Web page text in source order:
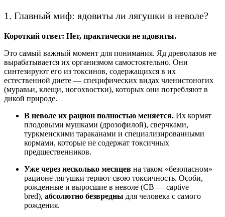
1. Главный миф: ядовиты ли лягушки в неволе?
Короткий ответ: Нет, практически не ядовиты.
Это самый важный момент для понимания. Яд древолазов не
вырабатывается их организмом самостоятельно. Они
синтезируют его из токсинов, содержащихся в их
естественной диете — специфических видах членистоногих
(муравьи, клещи, ногохвостки), которых они потребляют в
дикой природе.
В неволе их рацион полностью меняется. Их кормят
плодовыми мушками (дрозофилой), сверчками,
туркменскими тараканами и специализированными
кормами, которые не содержат токсичных
предшественников.
Уже через несколько месяцев на таком «безопасном»
рационе лягушки теряют свою токсичность. Особи,
рожденные и выросшие в неволе (CB — captive
bred), абсолютно безвредны для человека с самого
рождения.